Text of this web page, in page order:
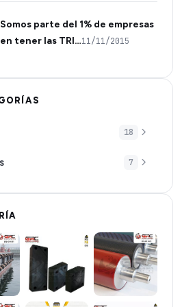
Somos parte del 1% de empresas
en tener las TRI…11/11/2015
18
7